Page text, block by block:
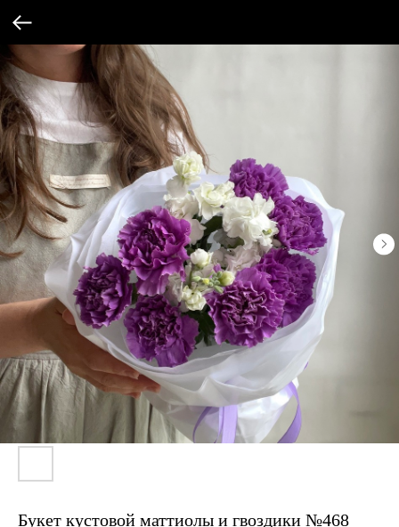
Букет кустовой маттиолы и гвоздики №468